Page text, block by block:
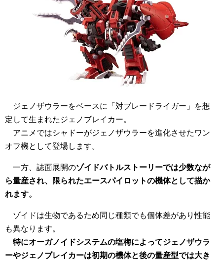
ジェノザウラーをベースに「対ブレードライガー」を想
定して生まれたジェノブレイカー。
アニメではシャドーがジェノザウラーを進化させたワン
オフ機として登場します。
一方、誌面展開のゾイドバトルストーリーでは少数なが
ら量産され、限られたエースパイロットの機体として描か
れます。
ゾイドは生物であるため同じ種類でも個体差があり性能
も異なります。
特にオーガノイドシステムの塩梅によってジェノザウラ
ーやジェノブレイカーは初期の機体と後の量産型では大き